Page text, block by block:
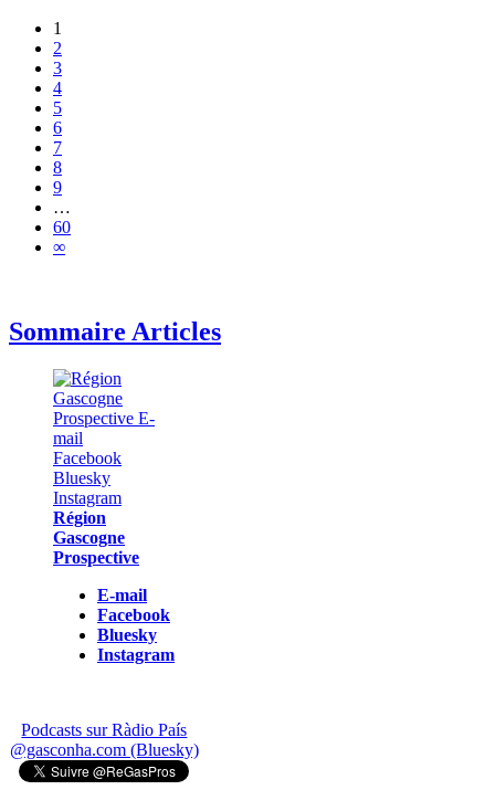
1
2
3
4
5
6
7
8
9
…
60
∞
Sommaire Articles
Région
Gascogne
Prospective
E-mail
Facebook
Bluesky
Instagram
Podcasts sur Ràdio País
@gasconha.com (Bluesky)